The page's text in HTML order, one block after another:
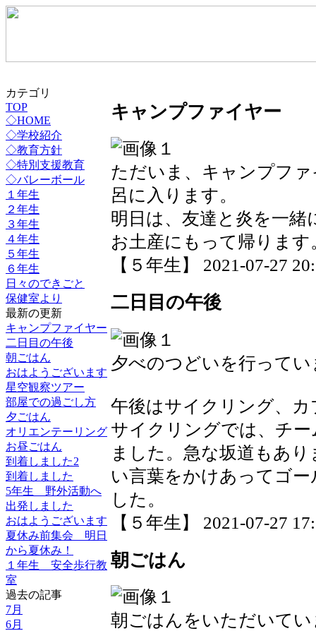
カテゴリ
TOP
◇HOME
◇学校紹介
◇教育方針
◇特別支援教育
◇バレーボール
１年生
２年生
３年生
４年生
５年生
６年生
日々のできごと
保健室より
最新の更新
キャンプファイヤー
二日目の午後
朝ごはん
おはようございます
星空観察ツアー
部屋での過ごし方
夕ごはん
オリエンテーリング
お昼ごはん
到着しました2
到着しました
5年生 野外活動へ
出発しました
おはようございます
夏休み前集会 明日
から夏休み！
１年生 安全歩行教
室
過去の記事
7月
6月
キャンプファイヤー
ただいま、キャンプフ
呂に入ります。
明日は、友達と炎を一
お土産にもって帰ります
【５年生】 2021-07-27
二日目の午後
夕べのつどいを行ってい
午後はサイクリング、
サイクリングでは、チ
ました。急な坂道もあ
い言葉をかけあってゴ
した。
【５年生】 2021-07-27
朝ごはん
朝ごはんをいただいてい